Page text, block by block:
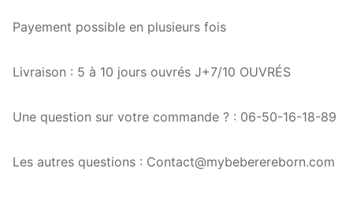
Payement possible en plusieurs fois
Livraison : 5 à 10 jours ouvrés J+7/10 OUVRÉS
Une question sur votre commande ? : 06-50-16-18-89
Les autres questions : Contact@mybeberereborn.com